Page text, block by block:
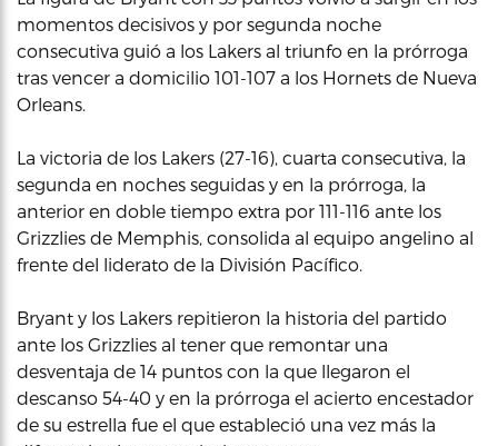
momentos decisivos y por segunda noche
consecutiva guió a los Lakers al triunfo en la prórroga
tras vencer a domicilio 101-107 a los Hornets de Nueva
Orleans.
La victoria de los Lakers (27-16), cuarta consecutiva, la
segunda en noches seguidas y en la prórroga, la
anterior en doble tiempo extra por 111-116 ante los
Grizzlies de Memphis, consolida al equipo angelino al
frente del liderato de la División Pacífico.
Bryant y los Lakers repitieron la historia del partido
ante los Grizzlies al tener que remontar una
desventaja de 14 puntos con la que llegaron el
descanso 54-40 y en la prórroga el acierto encestador
de su estrella fue el que estableció una vez más la